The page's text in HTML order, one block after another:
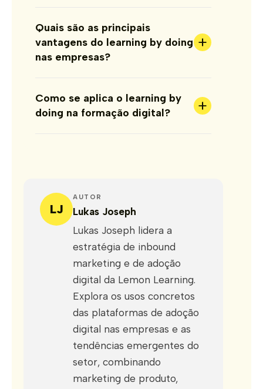
Quais são as principais
vantagens do learning by doing
nas empresas?
+
Como se aplica o learning by
doing na formação digital?
+
LJ
AUTOR
Lukas Joseph
Lukas Joseph lidera a
estratégia de inbound
marketing e de adoção
digital da Lemon Learning.
Explora os usos concretos
das plataformas de adoção
digital nas empresas e as
tendências emergentes do
setor, combinando
marketing de produto,